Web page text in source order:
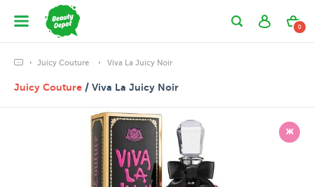
0
Juicy Couture Viva La Juicy Noir
Juicy Couture / Viva La Juicy Noir
Ж